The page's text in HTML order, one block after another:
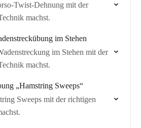
Twist-Dehnung mit der
machst.
im Stehen
im Stehen mit der
machst.
„Hamstring Sweeps“
Sweeps mit der richtigen